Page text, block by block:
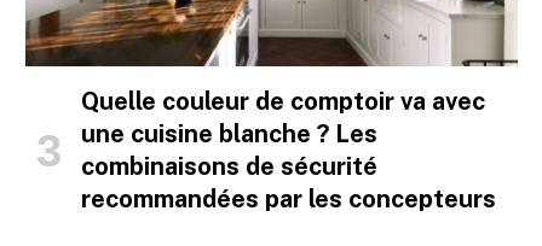
Quelle couleur de comptoir va avec
une cuisine blanche ? Les
combinaisons de sécurité
recommandées par les concepteurs